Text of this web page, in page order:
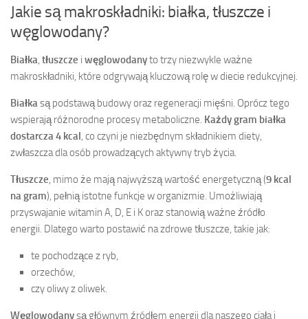
Jakie są makroskładniki: białka, tłuszcze i
węglowodany?
Białka, tłuszcze i węglowodanyto trzy niezwykle ważne
makroskładniki, które odgrywają kluczową rolę w diecie redukcyjnej.
Białkasą podstawą budowy oraz regeneracji mięśni. Oprócz tego
wspierają różnorodne procesy metaboliczne. Każdy gram białka
dostarcza 4 kcal, co czyni je niezbędnym składnikiem diety,
zwłaszcza dla osób prowadzących aktywny tryb życia.
Tłuszcze, mimo że mają najwyższą wartość energetyczną (9 kcal
na gram), pełnią istotne funkcje w organizmie. Umożliwiają
przyswajanie witamin A, D, E i K oraz stanowią ważne źródło
energii. Dlatego warto postawić na zdrowe tłuszcze, takie jak:
te pochodzące z ryb,
orzechów,
czy oliwy z oliwek.
Węglowodanysą głównym źródłem energii dla naszego ciała i